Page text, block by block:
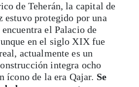
de Teherán, la capital de
estuvo protegido por una
el Palacio de
en el siglo XIX fue
actualmente es un
integra ocho
ícono de la era Qajar. Se